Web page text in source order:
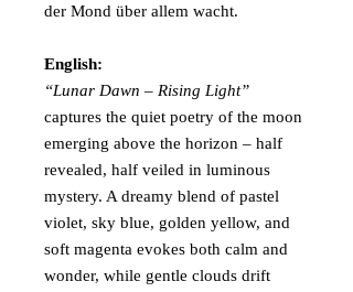
der Mond über allem wacht.
English:
“Lunar Dawn – Rising Light”
captures the quiet poetry of the moon
emerging above the horizon – half
revealed, half veiled in luminous
mystery. A dreamy blend of pastel
violet, sky blue, golden yellow, and
soft magenta evokes both calm and
wonder, while gentle clouds drift